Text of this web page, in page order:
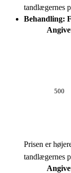
tandlægernes
Behandling:
500
Prisen er
tandlægernes